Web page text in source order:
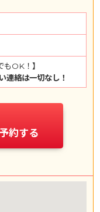
もOK！】
連絡は一切なし！
約する